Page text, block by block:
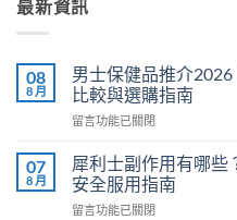
最新資訊
08
8 月
男士保健品推介
比較與選購指南
在
士
保
健
品
留言功能已關閉
07
8 月
犀利士副作用有哪些
安全服用指南
在
留言功能已關閉